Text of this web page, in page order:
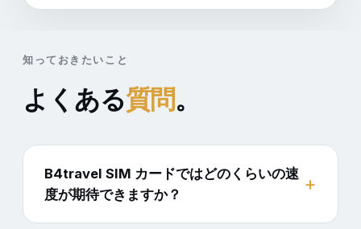
知っておきたいこと
よくある質問。
B4travel SIM カードではどのくらいの速
度が期待できますか？